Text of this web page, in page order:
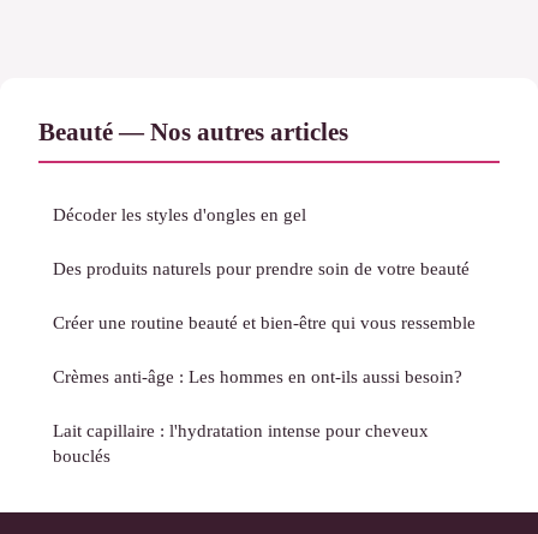
Beauté — Nos autres articles
Décoder les styles d'ongles en gel
Des produits naturels pour prendre soin de votre beauté
Créer une routine beauté et bien-être qui vous ressemble
Crèmes anti-âge : Les hommes en ont-ils aussi besoin?
Lait capillaire : l'hydratation intense pour cheveux
bouclés